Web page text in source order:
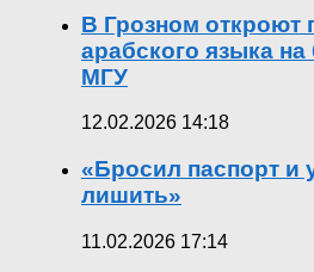
В Грозном откроют
арабского языка
МГУ
12.02.2026 14:18
«Бросил паспорт и
лишить»
11.02.2026 17:14